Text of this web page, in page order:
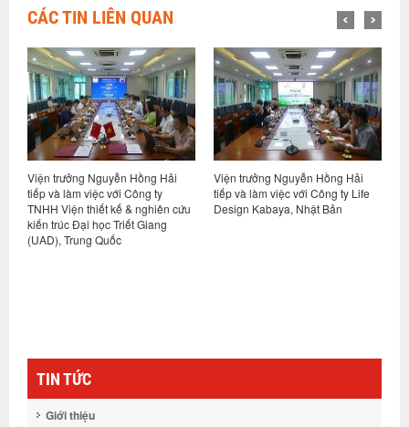
CÁC TIN LIÊN QUAN
Viện trưởng Nguyễn Hồng Hải
tiếp và làm việc với Công ty
TNHH Viện thiết kế & nghiên cứu
kiến trúc Đại học Triết Giang
(UAD), Trung Quốc
Viện trưởng Nguyễn Hồng Hải
tiếp và làm việc với Công ty Life
Design Kabaya, Nhật Bản
TIN TỨC
Giới thiệu